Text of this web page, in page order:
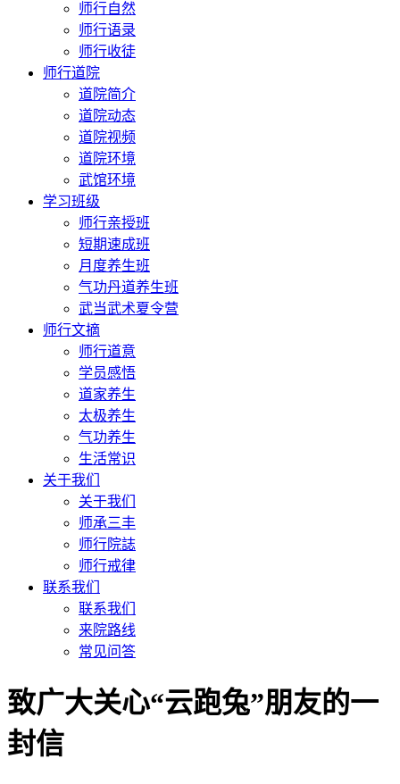
师行自然
师行语录
师行收徒
师行道院
道院简介
道院动态
道院视频
道院环境
武馆环境
学习班级
师行亲授班
短期速成班
月度养生班
气功丹道养生班
武当武术夏令营
师行文摘
师行道意
学员感悟
道家养生
太极养生
气功养生
生活常识
关于我们
关于我们
师承三丰
师行院誌
师行戒律
联系我们
联系我们
来院路线
常见问答
致广大关心“云跑兔”朋友的一
封信